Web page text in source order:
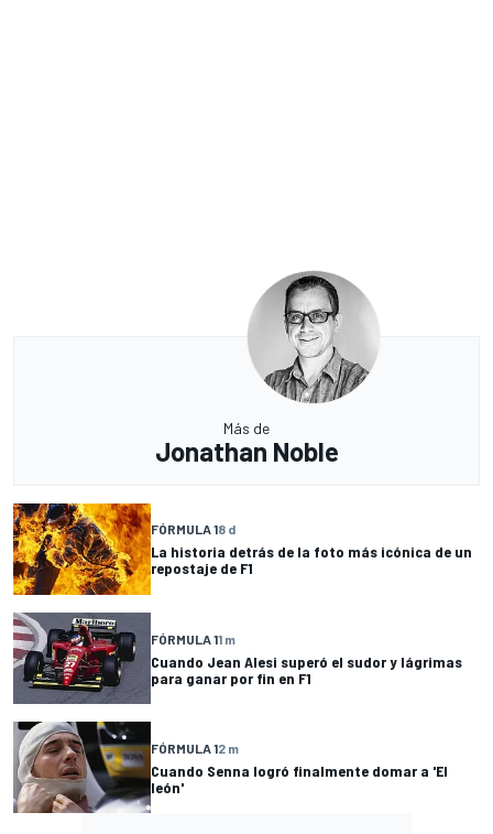
Más de
Jonathan Noble
FÓRMULA 18 d
La historia detrás de la foto más icónica de un
repostaje de F1
FÓRMULA 11 m
Cuando Jean Alesi superó el sudor y lágrimas
para ganar por fin en F1
FÓRMULA 12 m
Cuando Senna logró finalmente domar a 'El
león'